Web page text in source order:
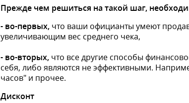
Прежде чем решиться на такой шаг,
- во-первых, что ваши официанты умеют
увеличивающим вес среднего чека,
- во-вторых, что все другие способы
себя, либо являются не эффективными.
часов" и прочее.
Дисконт